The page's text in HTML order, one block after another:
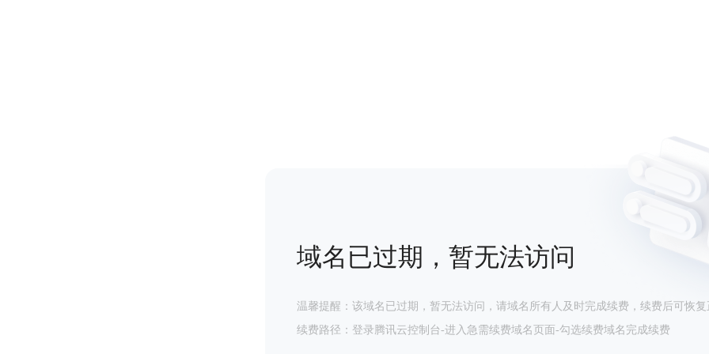
域名已过期，暂无法访问
温馨提醒：该域名已过期，暂无法访问，请域名所有人及时完成续费，续费后可恢复
续费路径：登录腾讯云控制台-进入急需续费域名页面-勾选续费域名完成续费